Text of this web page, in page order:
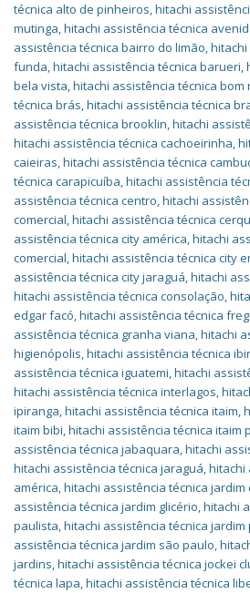
técnica alto de pinheiros,hitachi
mutinga,hitachi assistência técnica
assistência técnica bairro do limão,
funda,hitachi assistência técnica barueri,
bela vista,hitachi assistência técnica bom
técnica brás,hitachi assistência técnica
assistência técnica brooklin,hitachi
hitachi assistência técnica cachoeirinha,
caieiras,hitachi assistência técnica
técnica carapicuíba,hitachi assistência
assistência técnica centro,hitachi
comercial,hitachi assistência técnica
assistência técnica city américa,hitachi
comercial,hitachi assistência técnica city
assistência técnica city jaraguá,hitachi
hitachi assistência técnica consolação,
edgar facó,hitachi assistência técnica
assistência técnica granha viana,hitachi
higienópolis,hitachi assistência técnica
assistência técnica iguatemi,hitachi
hitachi assistência técnica interlagos,
ipiranga,hitachi assistência técnica itaim,
itaim bibi,hitachi assistência técnica itaim
assistência técnica jabaquara,hitachi
hitachi assistência técnica jaraguá,hitachi
américa,hitachi assistência técnica jardim
assistência técnica jardim glicério,hitachi
paulista,hitachi assistência técnica jardim
assistência técnica jardim são paulo,
jardins,hitachi assistência técnica jockei
técnica lapa,hitachi assistência técnica